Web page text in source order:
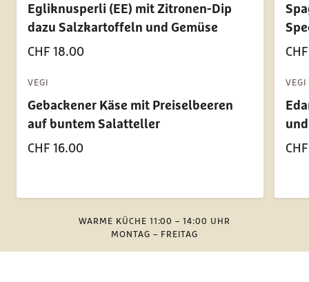
Egliknusperli (EE) mit Zitronen-Dip
dazu Salzkartoffeln und Gemüse
CHF 18.00
VEGI
Gebackener Käse mit Preiselbeeren
auf buntem Salatteller
CHF 16.00
VEGI
WARME KÜCHE 11:00 – 14:00 UHR
MONTAG – FREITAG